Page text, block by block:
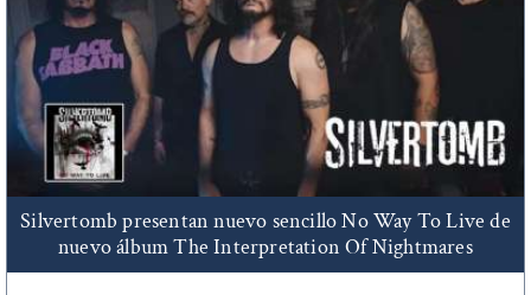
Silvertomb presentan nuevo sencillo No Way To Live de
nuevo álbum The Interpretation Of Nightmares